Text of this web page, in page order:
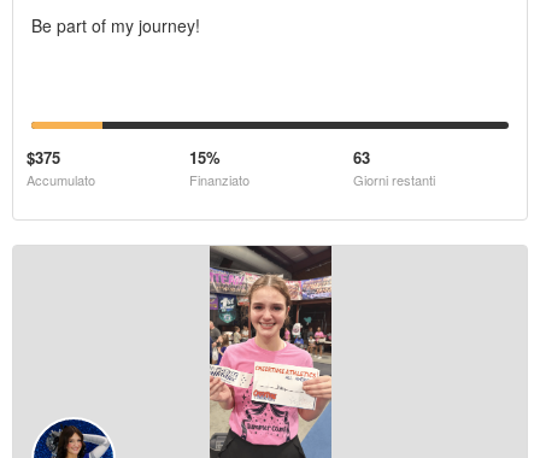
Be part of my journey!
$375
Accumulato
15%
Finanziato
63
Giorni restanti